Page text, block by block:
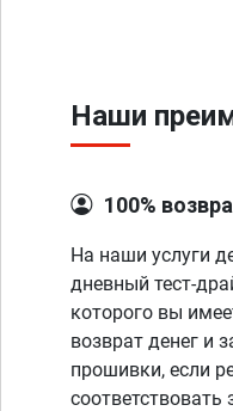
Наши
100%
На наши услуги
дневный тест-
которого вы
возврат денег и
прошивки, если
соответствовать